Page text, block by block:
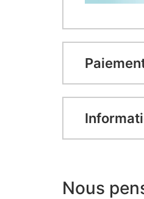
Nous